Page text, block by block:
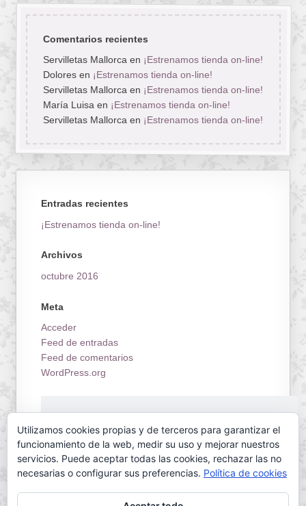
Comentarios recientes
Servilletas Mallorcaen ¡Estrenamos tienda on-line!
Doloresen ¡Estrenamos tienda on-line!
Servilletas Mallorcaen ¡Estrenamos tienda on-line!
María Luisaen ¡Estrenamos tienda on-line!
Servilletas Mallorcaen ¡Estrenamos tienda on-line!
Entradas recientes
¡Estrenamos tienda on-line!
Archivos
octubre 2016
Meta
Acceder
Feed de entradas
Feed de comentarios
WordPress.org
Utilizamos cookies propias y de terceros para garantizar el
funcionamiento de la web, medir su uso y mejorar nuestros
servicios. Puede aceptar todas las cookies, rechazar las no
necesarias o configurar sus preferencias. Política de cookies